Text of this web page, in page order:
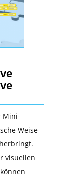
Mini-
Weise
visuellen